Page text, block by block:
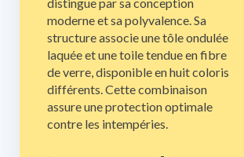
moderne et sa polyvalence. Sa
structure associe une tôle ondulée
laquée et une toile tendue en fibre
de verre, disponible en huit coloris
différents. Cette combinaison
assure une protection optimale
contre les intempéries.